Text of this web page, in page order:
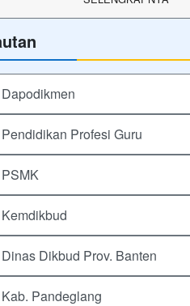
Dapodikmen
Pendidikan Profesi Guru
PSMK
Kemdikbud
Dinas Dikbud Prov. Banten
Kab. Pandeglang